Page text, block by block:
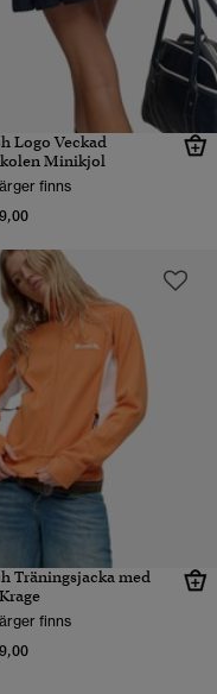
Logo Veckad
Minikjol
finns
Träningsjacka med
finns